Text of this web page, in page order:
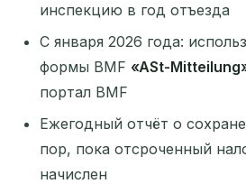
инспекцию в год отъезда
С января 2026 года:
формы BMF «ASt-
портал BMF
Ежегодный отчёт о
пор, пока отсроченный
начислен